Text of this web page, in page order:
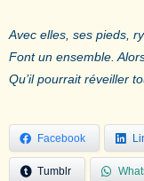
Avec elles, ses pieds,
Font un ensemble.
Qu’il pourrait réveiller
Facebook
Tumblr